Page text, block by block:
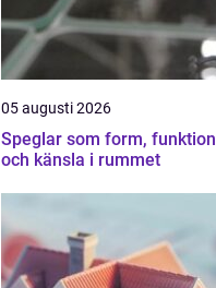
05 augusti 2026
Speglar som form, funktion
och känsla i rummet